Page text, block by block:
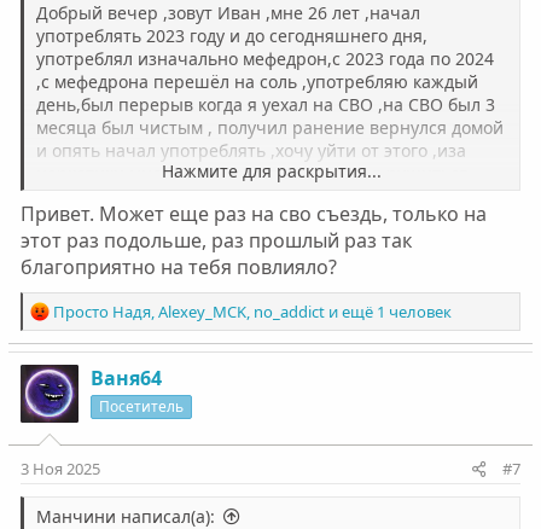
Добрый вечер ,зовут Иван ,мне 26 лет ,начал
употреблять 2023 году и до сегодняшнего дня,
употреблял изначально мефедрон,с 2023 года по 2024
,с мефедрона перешёл на соль ,употребляю каждый
день,был перерыв когда я уехал на СВО ,на СВО был 3
месяца был чистым , получил ранение вернулся домой
и опять начал употреблять ,хочу уйти от этого ,иза
наркотики много проблем стало ,и семья рушиться
Нажмите для раскрытия...
Привет. Может еще раз на сво съездь, только на
этот раз подольше, раз прошлый раз так
благоприятно на тебя повлияло?
Р
е
а
к
ц
и
и
:
Просто Надя,Alexey_MCK, no_addictи ещё 1 человек
Ваня64
Посетитель
3 Ноя 2025 #7
Манчини написал(а):